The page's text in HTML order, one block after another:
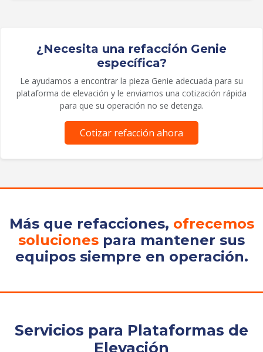
¿Necesita una refacción Genie
específica?
Le ayudamos a encontrar la pieza Genie adecuada para su
plataforma de elevación y le enviamos una cotización rápida
para que su operación no se detenga.
Cotizar refacción ahora
Más que refacciones, ofrecemos
soluciones para mantener sus
equipos siempre en operación.
Servicios para Plataformas de
Elevación